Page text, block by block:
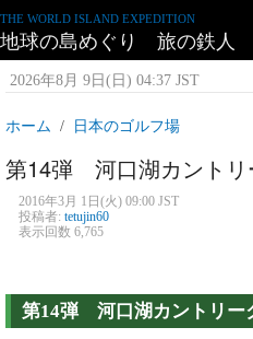
THE WORLD ISLAND EXPEDITION
地球の島めぐり 旅の鉄人
2026年8月 9日(日) 04:37 JST
ホーム 日本のゴルフ場
第14弾 河口湖カントリ
2016年3月 1日(火) 09:00 JST
投稿者: tetujin60
表示回数 6,765
第14弾 河口湖カントリー